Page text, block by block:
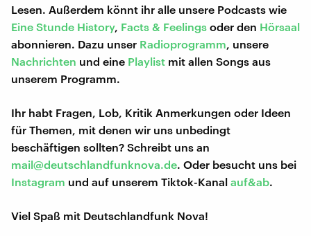
Lesen. Außerdem könnt ihr alle unsere Podcasts wie
Eine Stunde History, Facts & Feelings oder den Hörsaal
abonnieren. Dazu unser Radioprogramm, unsere
Nachrichten und eine Playlist mit allen Songs aus
unserem Programm.
Ihr habt Fragen, Lob, Kritik Anmerkungen oder Ideen
für Themen, mit denen wir uns unbedingt
beschäftigen sollten? Schreibt uns an
mail@deutschlandfunknova.de. Oder besucht uns bei
Instagram und auf unserem Tiktok-Kanal auf&ab.
Viel Spaß mit Deutschlandfunk Nova!